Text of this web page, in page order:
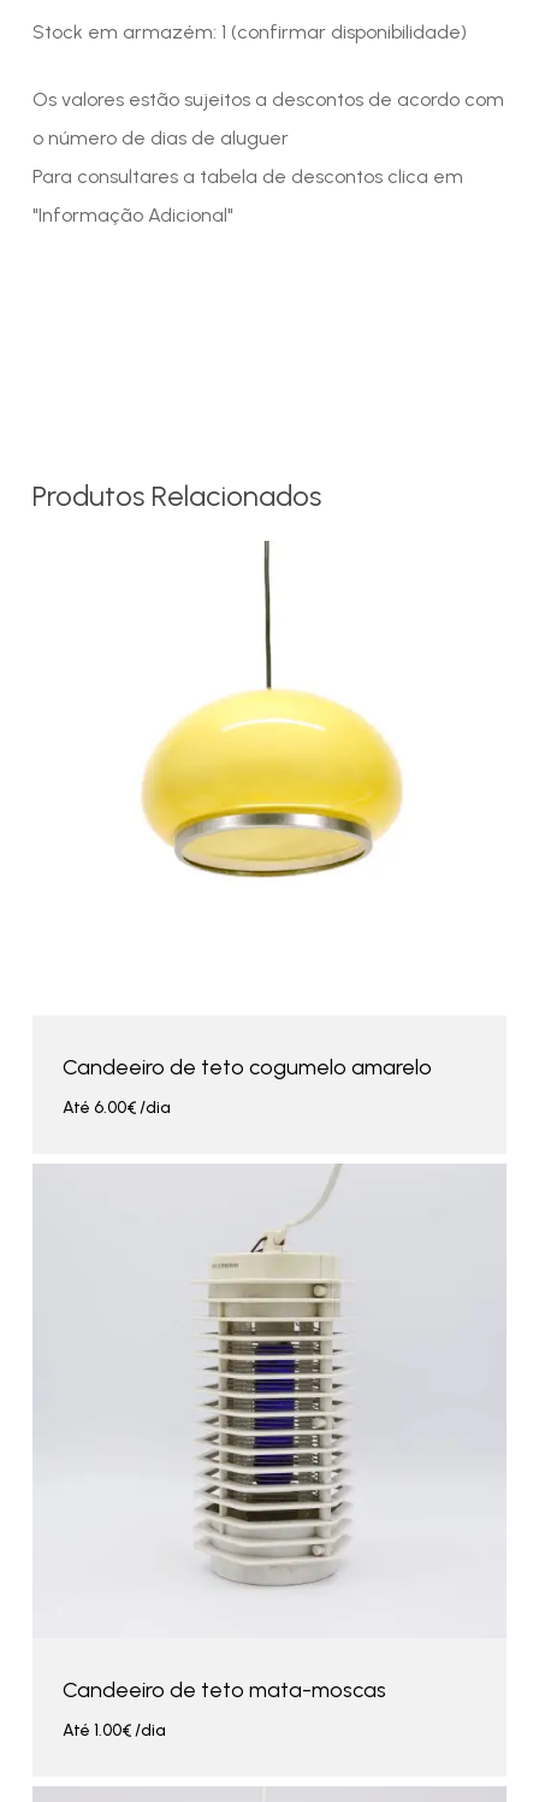
Stock em armazém: 1 (confirmar disponibilidade)
Os valores estão sujeitos a descontos de acordo com
o número de dias de aluguer
Para consultares a tabela de descontos clica em
"Informação Adicional"
Produtos Relacionados
Candeeiro de teto cogumelo amarelo
Até 6.00€/dia
Candeeiro de teto mata-moscas
Até 1.00€/dia